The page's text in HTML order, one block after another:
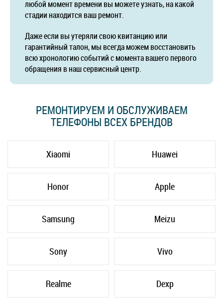
любой момент времени вы можете узнать, на какой
стадии находится ваш ремонт.
Даже если вы утеряли свою квитанцию или
гарантийный талон, мы всегда можем восстановить
всю хронологию событий с момента вашего первого
обращения в наш сервисный центр.
РЕМОНТИРУЕМ И ОБСЛУЖИВАЕМ
ТЕЛЕФОНЫ ВСЕХ БРЕНДОВ
Xiaomi Huawei
Honor Apple
Samsung Meizu
Sony Vivo
Realme Dexp